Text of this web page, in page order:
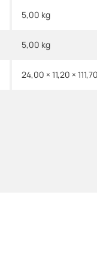
5,00 kg
5,00 kg
24,00 × 11,20 ×